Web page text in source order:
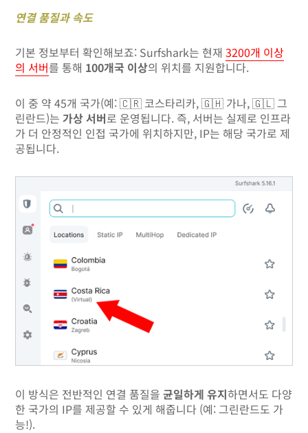
연결 품질과 속도
기본 정보부터 확인해보죠: Surfshark는 현재3200개 이상
의 서버를 통해 100개국 이상의 위치를 지원합니다.
이 중 약 45개 국가(예: 🇨🇷 코스타리카, 🇬🇭 가나, 🇬🇱 그
린란드)는가상 서버로 운영됩니다. 즉, 서버는 실제로 인프라
가 더 안정적인 인접 국가에 위치하지만, IP는 해당 국가로 제
공됩니다.
이 방식은 전반적인 연결 품질을균일하게 유지하면서도 다양
한 국가의 IP를 제공할 수 있게 해줍니다 (예: 그린란드도 가
능!).